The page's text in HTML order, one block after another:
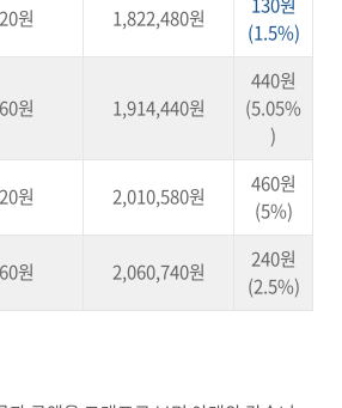
원 1,822,480원
(1.5%)
원 1,914,440원
440원
(5.05%
)
원 2,010,580원
460원
(5%)
원 2,060,740원
240원
(2.5%)